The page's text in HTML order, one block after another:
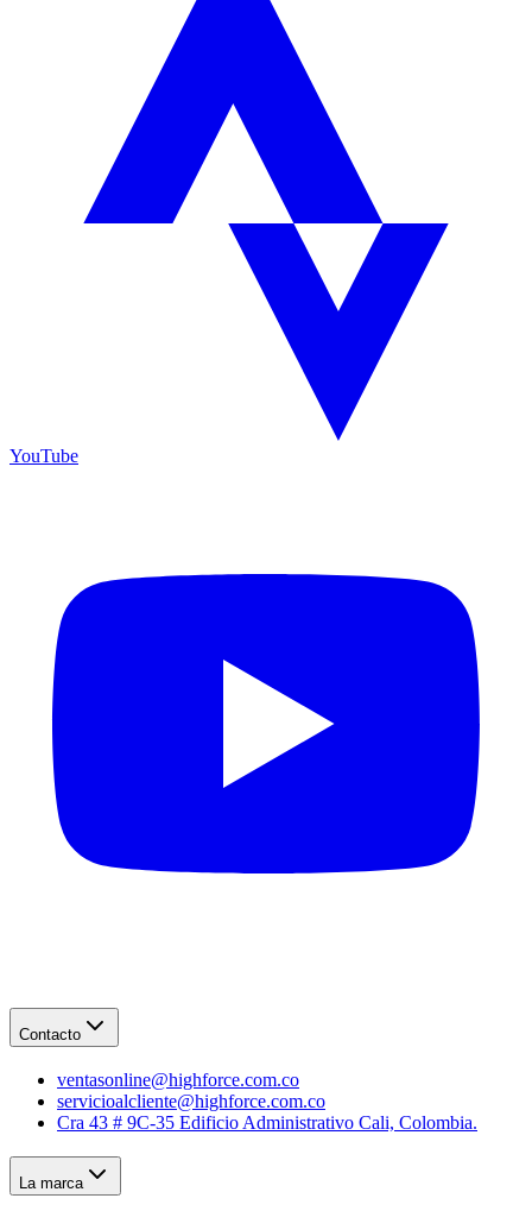
YouTube
Contacto
ventasonline@highforce.com.co
servicioalcliente@highforce.com.co
Cra 43 # 9C-35 Edificio Administrativo Cali, Colombia.
La marca